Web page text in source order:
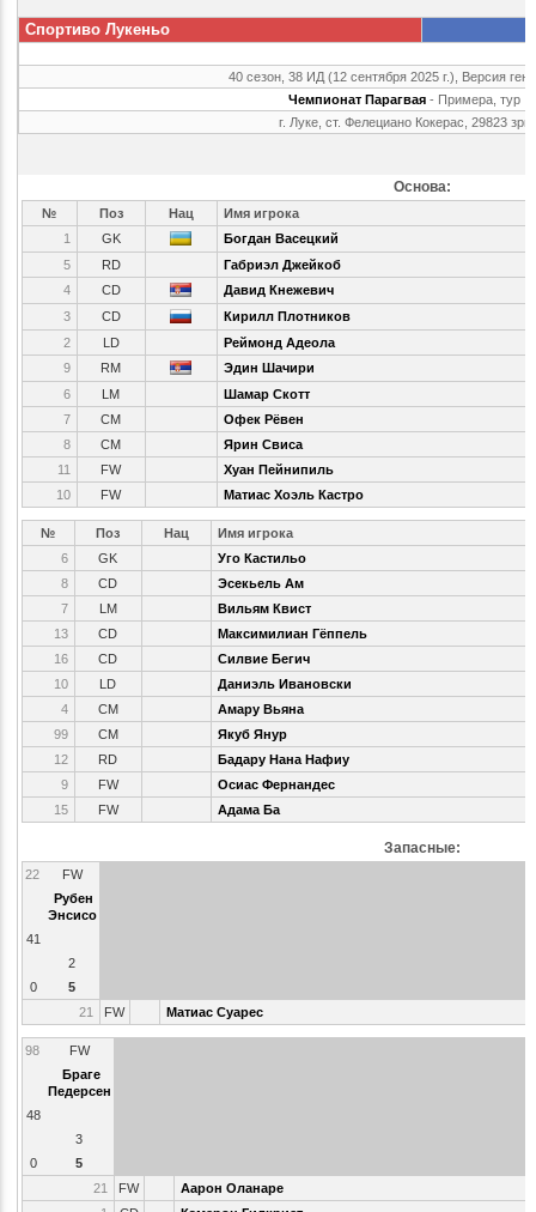
Спортиво Лукеньо
40 сезон, 38 ИД (12 сентября 2025 г.), Версия
Чемпионат Парагвая - Примера, тур
г. Луке, ст. Фелециано Кокерас, 29823
Основа:
№ Поз Нац
Имя игрока
1
GK
Богдан Васецкий
5
RD
Габриэл Джейкоб
4
CD
Давид Кнежевич
3
CD
Кирилл Плотников
2
LD
Реймонд Адеола
9
RM
Эдин Шачири
6
LM
Шамар Скотт
7
CM
Офек Рёвен
8
CM
Ярин Свиса
11
FW
Хуан Пейнипиль
10
FW Матиас Хоэль Кастро
№ Поз Нац
Имя игрока
6
GK
Уго Кастильо
8
CD
Эсекьель Ам
7
LM
Вильям Квист
13
CD
Максимилиан Гёппель
16
CD
Силвие Бегич
10
LD
Даниэль Ивановски
4
CM
Амару Вьяна
99
CM
Якуб Янур
12
RD
Бадару Нана Нафиу
9
FW
Осиас Фернандес
15
FW Адама Ба
Запасные:
22
FW
Рубен
Энсисо
41
2
0
5
21
FW Матиас Суарес
98
FW
Браге
Педерсен
48
3
0
5
21
FW
Аарон Оланаре